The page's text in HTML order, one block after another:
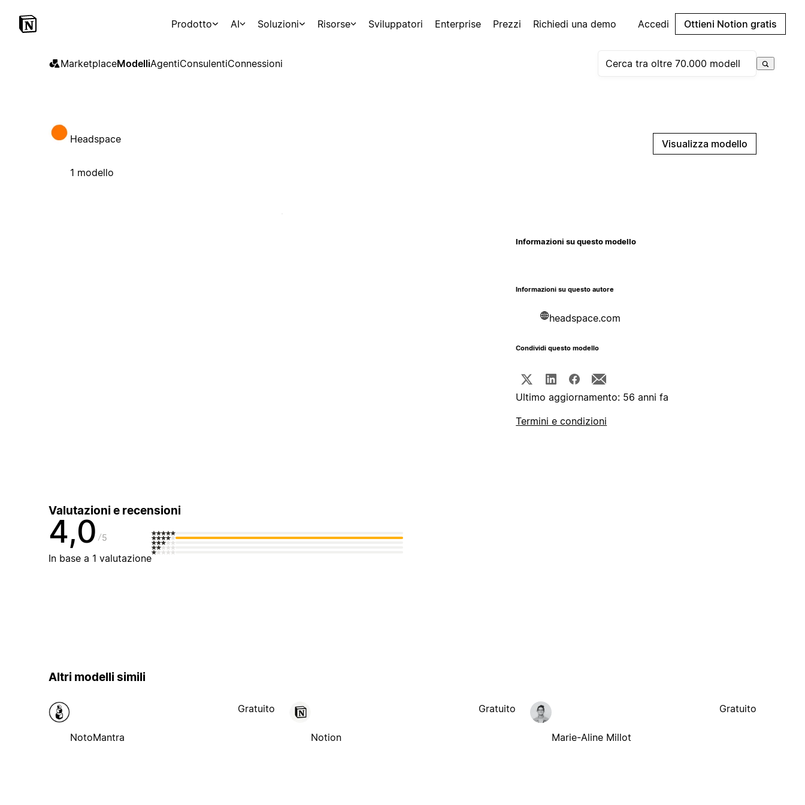
Prodotto AI Soluzioni Risorse Sviluppatori Enterprise Prezzi Richiedi una demo Accedi Ottieni Notion gratis
MarketplaceModelliAgentiConsulentiConnessioni
Headspace
1 modello
Visualizza modello
Informazioni su questo modello
Informazioni su questo autore
headspace.com
Condividi questo modello
Ultimo aggiornamento: 56 anni fa
Termini e condizioni
Valutazioni e recensioni
4,0 5
In base a 1 valutazione
Altri modelli simili
NotoMantra
Gratuito
Notion
Gratuito
Marie-Aline Millot
Gratuito